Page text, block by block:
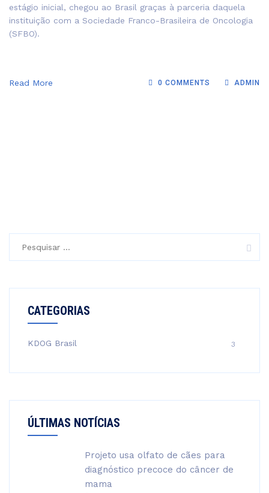
estágio inicial, chegou ao Brasil graças à parceria daquela
instituição com a Sociedade Franco-Brasileira de Oncologia
(SFBO).
Read More 0 COMMENTS ADMIN
CATEGORIAS
KDOG Brasil 3
ÚLTIMAS NOTÍCIAS
Projeto usa olfato de cães para
diagnóstico precoce do câncer de
mama